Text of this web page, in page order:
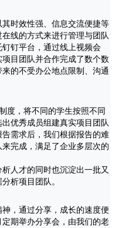
时效性强、信息交流便捷等
线的方式来进行管理与团队
钉平台，通过线上视频会
目团队并合作完成了数个数
的不受办公地点限制、沟通
度，将不同的学生按照不同
优秀成员组建真实项目团队
需求后，我们根据报告的难
完成，满足了企业多层次的
人才的同时也沉淀出一批又
析项目团队。
，通过分享，成长的速度便
期举办分享会，由我们的老